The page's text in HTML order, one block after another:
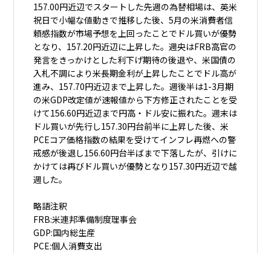
157.00円近辺でスタートした先週の為替相場は、英米
祝日で小幅な値動きで推移した後、5月の米消費者信
頼感指数が市場予想を上回ったことでドル買いが優勢
となり、157.20円近辺に上昇した。週央はFRB高官の
発言をきっかけとした利下げ期待の後退や、米国債の
入札不調により米⾧期金利が上昇したことでドル高が
進み、157.70円近辺まで上昇した。週後半は1-3月期
の米GDP改定値が速報値から下方修正されたことを受
けて156.60円近辺まで円高・ドル安に振れた。週末は
ドル買いが先行し157.30円台前半に上昇した後、米
PCEコア価格指数の結果を受けてインフレ再燃への警
戒感が後退し156.60円台半ばまで下落したが、引けに
かけては再びドル買いが優勢となり157.30円近辺で越
週した。
略語注釈
FRB:米連邦準備制度理事会
GDP:国内総生産
PCE:個人消費支出